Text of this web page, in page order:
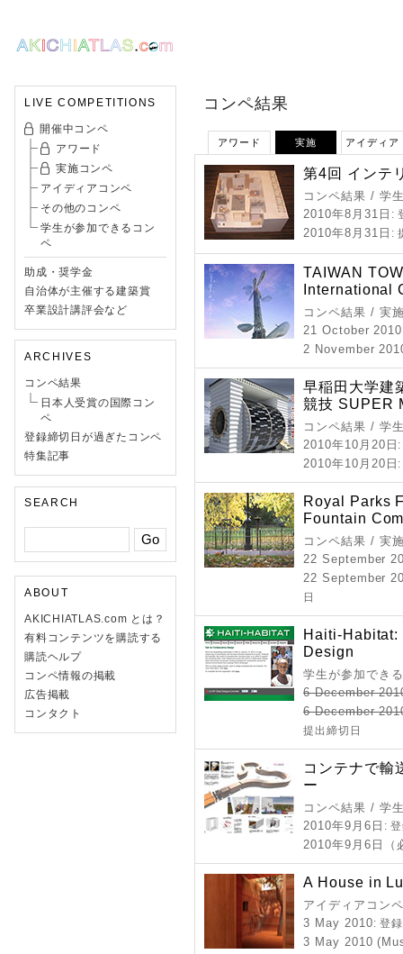
LIVE COMPETITIONS
開催中コンペ
アワード
実施コンペ
アイディアコンペ
その他のコンペ
学生が参加できるコン
ペ
助成・奨学金
自治体が主催する建築賞
卒業設計講評会など
ARCHIVES
コンペ結果
日本人受賞の国際コン
ペ
登録締切日が過ぎたコンペ
特集記事
SEARCH
ABOUT
AKICHIATLAS.com とは？
有料コンテンツを購読する
購読ヘルプ
コンペ情報の掲載
広告掲載
コンタクト
コンペ結果
アイディア
実施
アワード
第4回 インテ
コンペ結果 / 学
2010年8月31日 :
2010年8月31日 :
TAIWAN
International
コンペ結果 / 実
21 October 2010
2 November
早稲田大学建
競技 SUPER
コンペ結果 / 学
2010年10月20日
2010年10月20日
Royal Parks
Fountain
コンペ結果 / 実
22 September
22 September
日
Haiti-
Design
学生が参加でき
6 December
6 December
提出締切日
コンテナで輸
ー
コンペ結果 / 学
2010年9月6日 :
2010年9月6日（
A House in
アイディアコン
3 May 2010: 登
3 May 2010